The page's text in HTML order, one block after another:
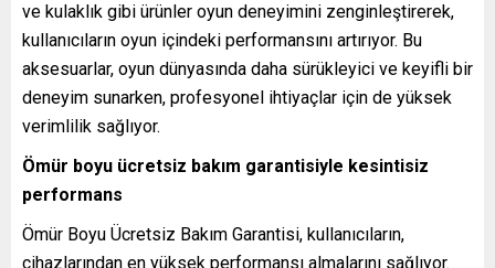
ve kulaklık gibi ürünler oyun deneyimini zenginleştirerek,
kullanıcıların oyun içindeki performansını artırıyor. Bu
aksesuarlar, oyun dünyasında daha sürükleyici ve keyifli bir
deneyim sunarken, profesyonel ihtiyaçlar için de yüksek
verimlilik sağlıyor.
Ömür boyu ücretsiz bakım garantisiyle kesintisiz
performans
Ömür Boyu Ücretsiz Bakım Garantisi, kullanıcıların,
cihazlarından en yüksek performansı almalarını sağlıyor.